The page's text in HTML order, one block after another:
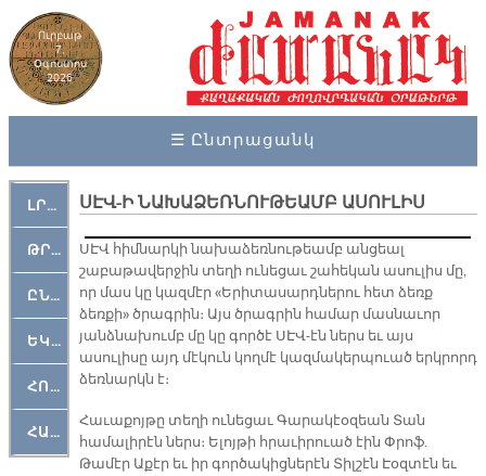
Ուրբաթ
7,
Օգոստոս
2026
☰ Ընտրացանկ
ԼՐԱՀՈՍ
ԹՐՔԱՀԱՅ ԿԵԱՆՔ
ԸՆԿԵՐԱՄՇԱԿՈՒԹԱՅԻՆ
ԵԿԵՂԵՑԱԿԱՆ
ՀՈԳԵՄՏԱՒՈՐ
ՀԱՐԹԱԿ
ՍԷՎ-Ի ՆԱԽԱՁԵՌՆՈՒԹԵԱՄԲ ԱՍՈՒԼԻՍ
ՍԷՎ հիմնարկի նախաձեռնութեամբ անցեալ
շաբաթավերջին տեղի ունեցաւ շահեկան ասուլիս մը,
որ մաս կը կազմէր «Երիտասարդներու հետ ձեռք
ձեռքի» ծրագրին։ Այս ծրագրին համար մասնաւոր
յանձնախումբ մը կը գործէ ՍԷՎ-էն ներս եւ այս
ասուլիսը այդ մէկուն կողմէ կազմակերպուած երկրորդ
ձեռնարկն է։
Հաւաքոյթը տեղի ունեցաւ Գարակէօզեան Տան
համալիրէն ներս։ Ելոյթի հրաւիրուած էին Փրոֆ.
Թամէր Աքէր եւ իր գործակիցներէն Տիլշէն Էօզտէն եւ